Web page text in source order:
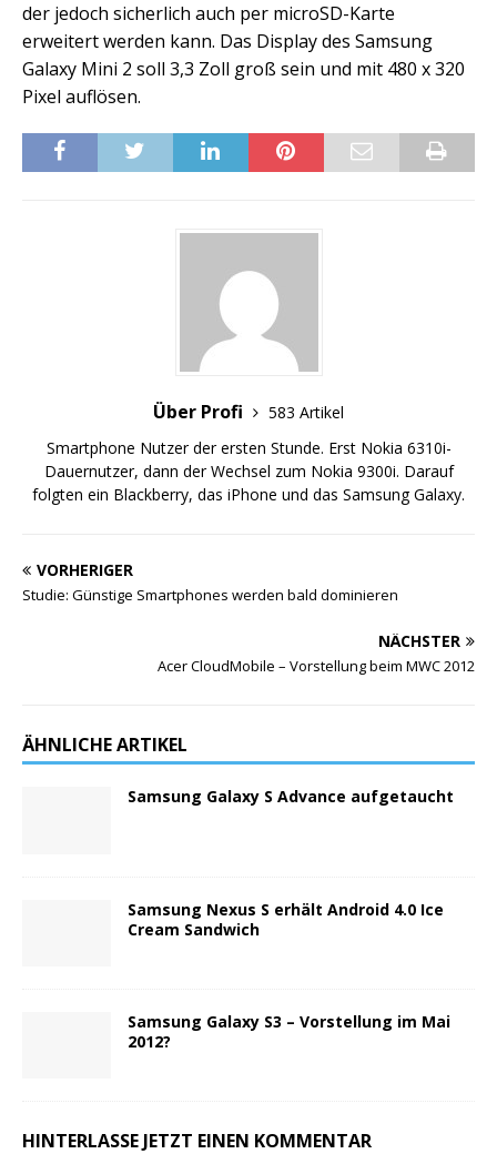
der jedoch sicherlich auch per microSD-Karte
erweitert werden kann. Das Display des Samsung
Galaxy Mini 2 soll 3,3 Zoll groß sein und mit 480 x 320
Pixel auflösen.
Über Profi
583 Artikel
Smartphone Nutzer der ersten Stunde. Erst Nokia 6310i-
Dauernutzer, dann der Wechsel zum Nokia 9300i. Darauf
folgten ein Blackberry, das iPhone und das Samsung Galaxy.
VORHERIGER
Studie: Günstige Smartphones werden bald dominieren
NÄCHSTER
Acer CloudMobile – Vorstellung beim MWC 2012
ÄHNLICHE ARTIKEL
Samsung Galaxy S Advance aufgetaucht
Samsung Nexus S erhält Android 4.0 Ice
Cream Sandwich
Samsung Galaxy S3 – Vorstellung im Mai
2012?
HINTERLASSE JETZT EINEN KOMMENTAR